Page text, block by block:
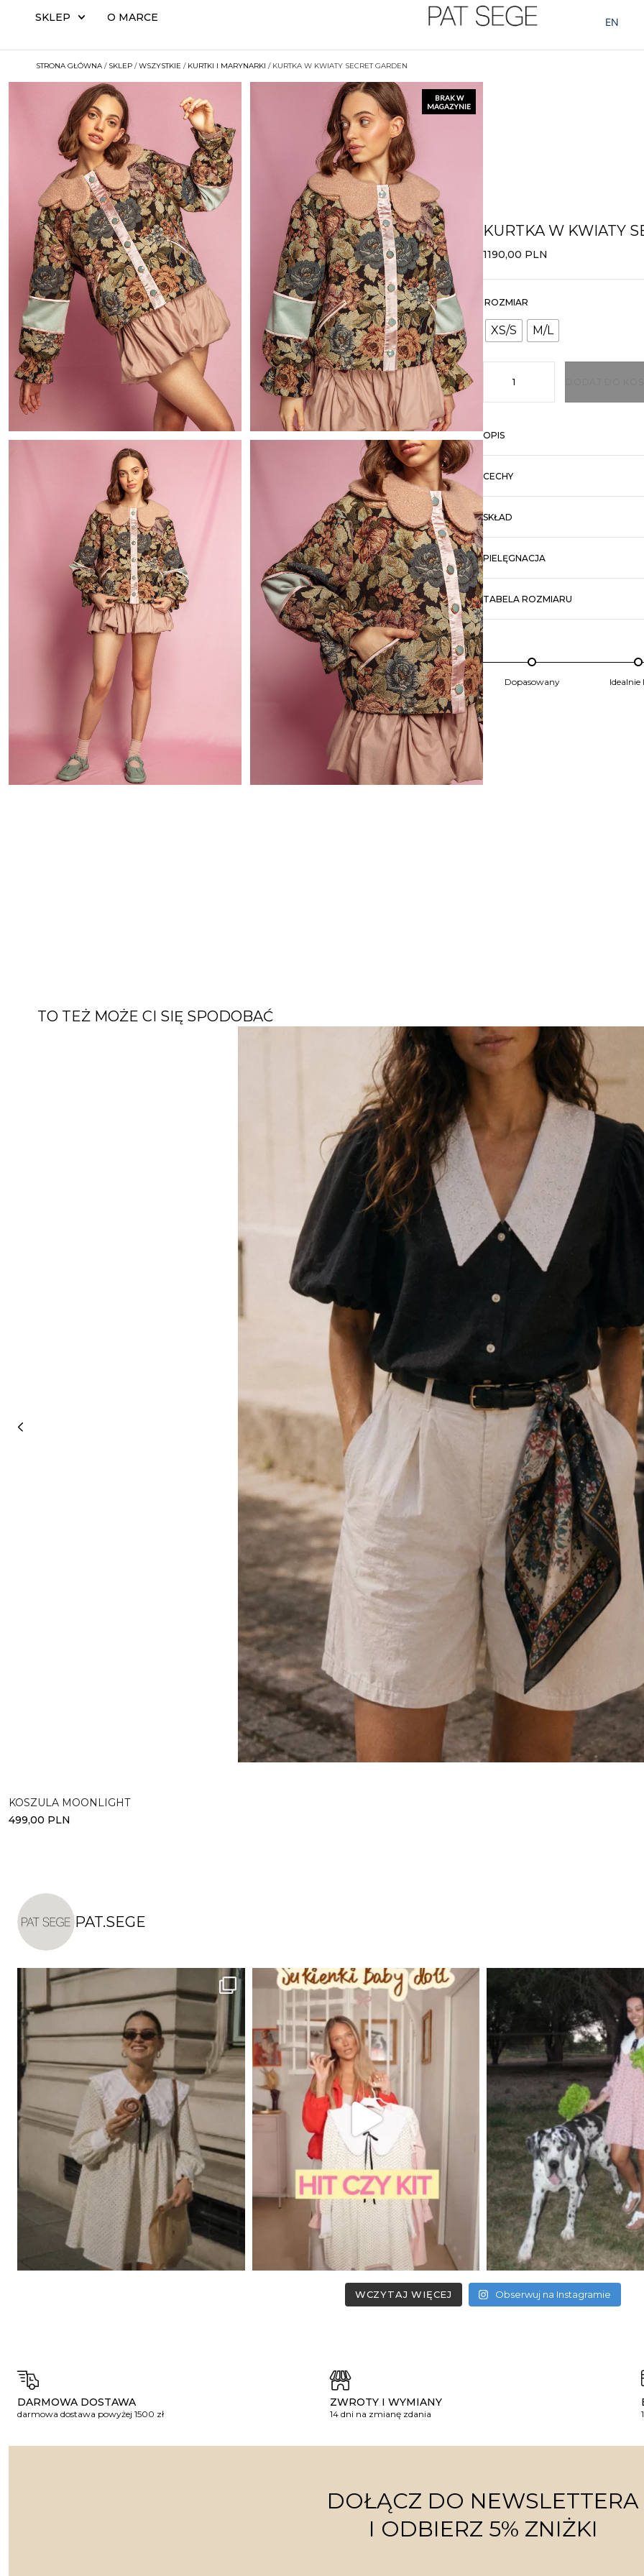
SKLEP O MARCE EN
STRONA GŁÓWNA / SKLEP /WSZYSTKIE / KURTKI I MARYNARKI / KURTKA W KWIATY SECRET GARDEN
BRAK W
MAGAZYNIE
KURTKA W KWIATY
1190,00 PLN
ROZMIAR
XS/S M/L
OPIS
CECHY
SKŁAD
PIELĘGNACJA
TABELA ROZMIARU
Dopasowany Idealnie
TO TEŻ MOŻE CI SIĘ SPODOBAĆ
KOSZULA MOONLIGHT
499,00 PLN
PAT.SEGE
WCZYTAJ WIĘCEJ Obserwuj na Instagramie
DARMOWA DOSTAWA
darmowa dostawa powyżej 1500 zł
ZWROTY I WYMIANY
14 dni na zmianę zdania
DOŁĄCZ DO NEWSLETTERA
I ODBIERZ 5% ZNIŻKI